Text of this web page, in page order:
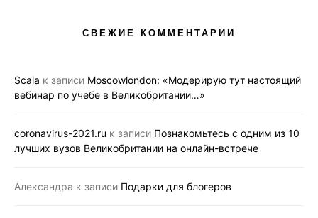
СВЕЖИЕ КОММЕНТАРИИ
Scala к записи Moscowlondon: «Модерирую тут настоящий
вебинар по учебе в Великобритании…»
coronavirus-2021.ru к записи Познакомьтесь с одним из 10
лучших вузов Великобритании на онлайн-встрече
Александра к записи Подарки для блогеров